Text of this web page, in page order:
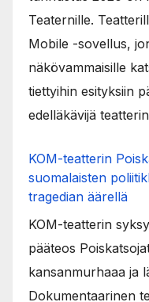
Teaternille.
Mobile -sovellus,
näkövammaisille
tiettyihin esityksiin
edelläkävijä teatterin
KOM-teatterin
suomalaisten
tragedian äärellä
KOM-teatterin
pääteos
kansanmurhaaa ja
Dokumentaarinen